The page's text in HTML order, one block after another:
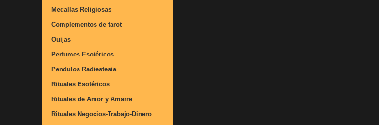
Medallas Religiosas
Complementos de tarot
Ouijas
Perfumes Esotéricos
Pendulos Radiestesia
Rituales Esotéricos
Rituales de Amor y Amarre
Rituales Negocios-Trabajo-Dinero